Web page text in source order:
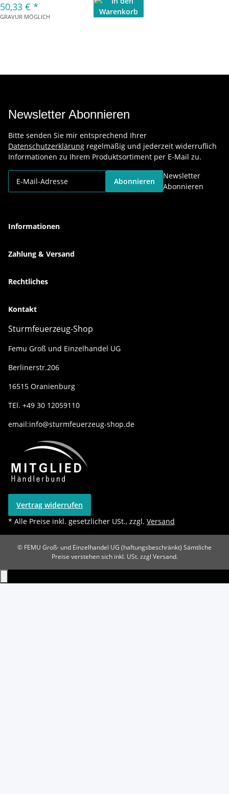
50,33 € *
GRAVUR MÖGLICH
Newsletter Abonnieren
Bitte senden Sie mir entsprechend Ihrer
Datenschutzerklärung regelmäßig und jederzeit widerruflich
Informationen zu Ihrem Produktsortiment per E-Mail zu.
Abonnieren
Newsletter
Abonnieren
Informationen
Zahlung & Versand
Rechtliches
Kontakt
Sturmfeuerzeug-Shop
Femu Groß und Einzelhandel UG
Berlinerstr.206
16515 Oranienburg
TEl. +49 30 12059110
email:info@sturmfeuerzeug-shop.de
Vertrag widerrufen
* Alle Preise inkl. gesetzlicher USt., zzgl. Versand
© FEMU Groß- und Einzelhandel UG (haftungsbeschränkt) Sämtliche
Preise verstehen sich inkl. USt. zzgl Versand.